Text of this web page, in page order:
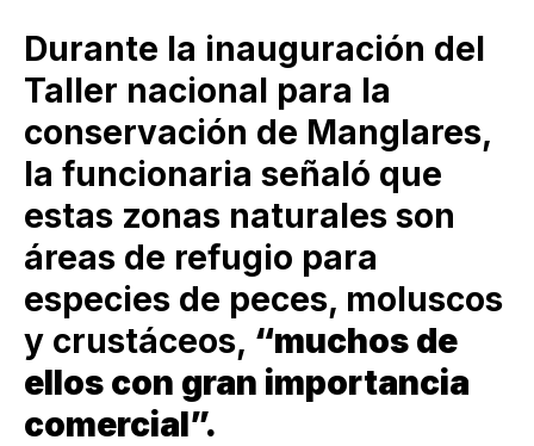
Durante la inauguración del
Taller nacional para la
conservación de Manglares,
la funcionaria señaló que
estas zonas naturales son
áreas de refugio para
especies de peces, moluscos
y crustáceos, “muchos de
ellos con gran importancia
comercial”.